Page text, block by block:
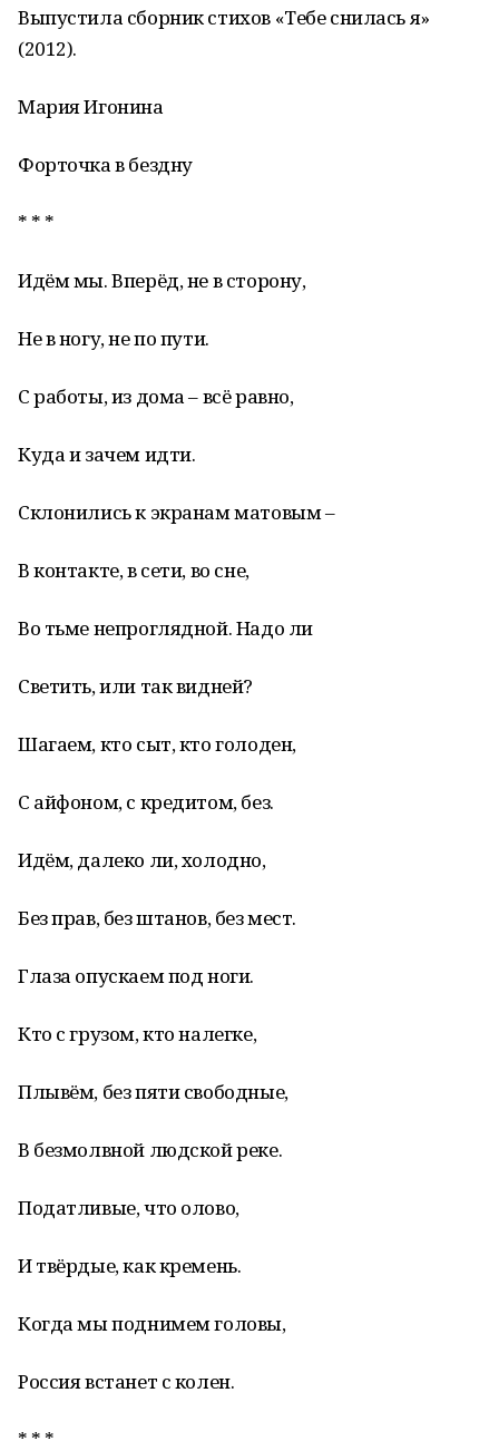
Выпустила сборник стихов «Тебе снилась я»
(2012).
Мария Игонина
Форточка в бездну
* * *
Идём мы. Вперёд, не в сторону,
Не в ногу, не по пути.
С работы, из дома – всё равно,
Куда и зачем идти.
Склонились к экранам матовым –
В контакте, в сети, во сне,
Во тьме непроглядной. Надо ли
Светить, или так видней?
Шагаем, кто сыт, кто голоден,
С айфоном, с кредитом, без.
Идём, далеко ли, холодно,
Без прав, без штанов, без мест.
Глаза опускаем под ноги.
Кто с грузом, кто налегке,
Плывём, без пяти свободные,
В безмолвной людской реке.
Податливые, что олово,
И твёрдые, как кремень.
Когда мы поднимем головы,
Россия встанет с колен.
* * *